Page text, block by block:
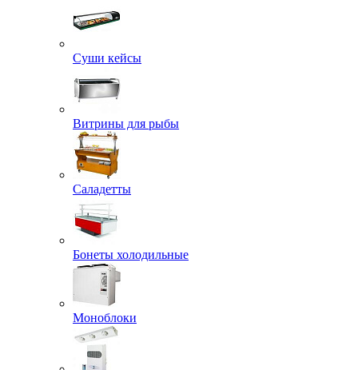
Суши кейсы
Витрины для рыбы
Саладетты
Бонеты холодильные
Моноблоки